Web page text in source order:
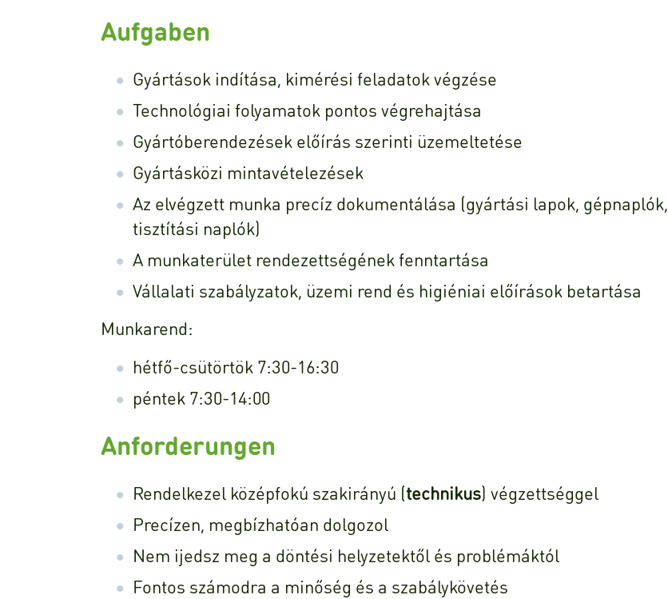
Aufgaben
Gyártások indítása, kimérési feladatok végzése
Technológiai folyamatok pontos végrehajtása
Gyártóberendezések előírás szerinti üzemeltetése
Gyártásközi mintavételezések
Az elvégzett munka precíz dokumentálása (gyártási lapok, gépnaplók,
tisztítási naplók)
A munkaterület rendezettségének fenntartása
Vállalati szabályzatok, üzemi rend és higiéniai előírások betartása
Munkarend:
hétfő-csütörtök 7:30-16:30
péntek 7:30-14:00
Anforderungen
Rendelkezel középfokú szakirányú (technikus) végzettséggel
Precízen, megbízhatóan dolgozol
Nem ijedsz meg a döntési helyzetektől és problémáktól
Fontos számodra a minőség és a szabálykövetés